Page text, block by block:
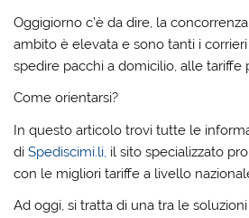
Oggigiorno c’è da dire, la
ambito è elevata e sono tanti i
spedire pacchi a domicilio, alle tariffe
Come orientarsi?
In questo articolo trovi tutte le
di Spediscimi.li, il sito specializzato
con le migliori tariffe a livello
Ad oggi, si tratta di una tra le